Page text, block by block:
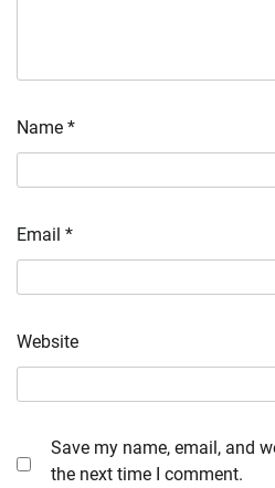
Name *
Email *
Website
Save my name, email, and
the next time I comment.